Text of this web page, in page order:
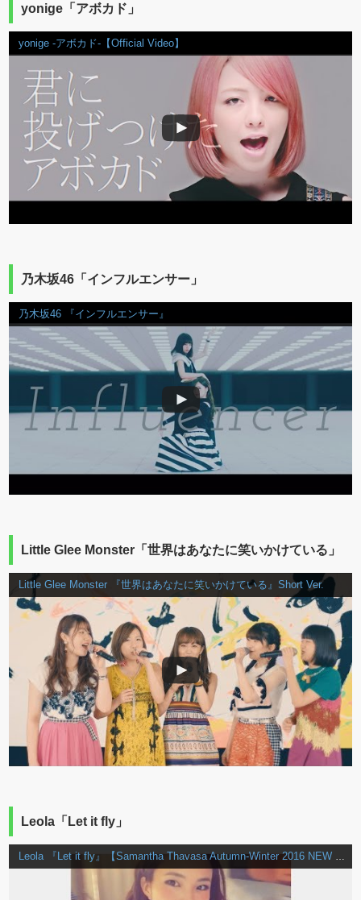
yonige「アボカド」
yonige -アボカド-【Official Video】
乃木坂46「インフルエンサー」
乃木坂46 『インフルエンサー』
Little Glee Monster「世界はあなたに笑いかけている」
Little Glee Monster 『世界はあなたに笑いかけている』Short Ver.
Leola「Let it fly」
Leola 『Let it fly』【Samantha Thavasa Autumn-Winter 2016 NEW TVCM】